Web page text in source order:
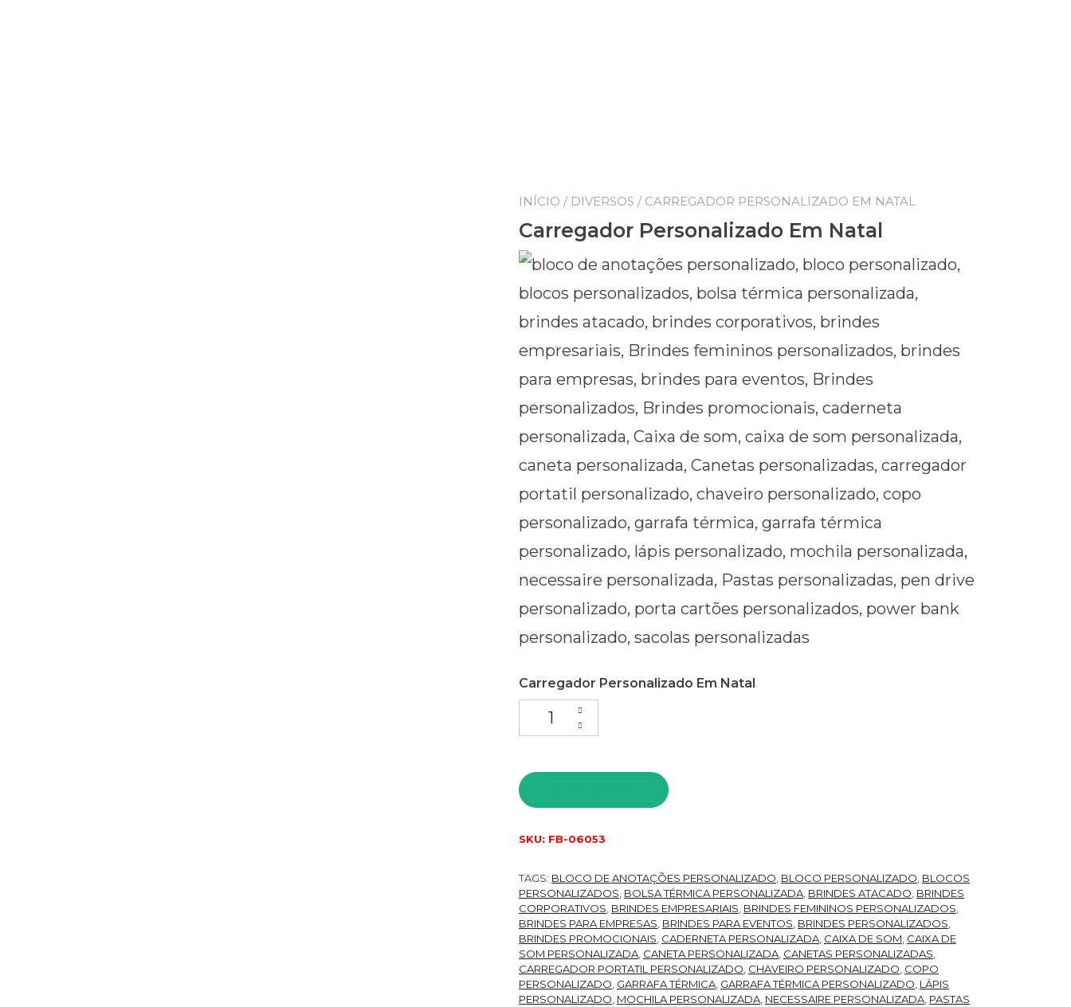
INÍCIO / DIVERSOS / CARREGADOR PERSONALIZADO EM NATAL
Carregador Personalizado Em Natal
Carregador Personalizado Em Natal
SKU: FB-06053
TAGS: BLOCO DE ANOTAÇÕES PERSONALIZADO, BLOCO PERSONALIZADO, BLOCOS
PERSONALIZADOS, BOLSA TÉRMICA PERSONALIZADA, BRINDES ATACADO, BRINDES
CORPORATIVOS, BRINDES EMPRESARIAIS, BRINDES FEMININOS PERSONALIZADOS,
BRINDES PARA EMPRESAS, BRINDES PARA EVENTOS, BRINDES PERSONALIZADOS,
BRINDES PROMOCIONAIS, CADERNETA PERSONALIZADA, CAIXA DE SOM, CAIXA DE
SOM PERSONALIZADA, CANETA PERSONALIZADA, CANETAS PERSONALIZADAS,
CARREGADOR PORTATIL PERSONALIZADO, CHAVEIRO PERSONALIZADO, COPO
PERSONALIZADO, GARRAFA TÉRMICA, GARRAFA TÉRMICA PERSONALIZADO, LÁPIS
PERSONALIZADO, MOCHILA PERSONALIZADA, NECESSAIRE PERSONALIZADA, PASTAS